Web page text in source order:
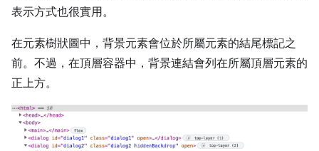
表示方式也很實用。
在元素樹狀圖中，背景元素會位於所屬元素的結尾標記之
前。不過，在頂層容器中，背景連結會列在所屬頂層元素的
正上方。